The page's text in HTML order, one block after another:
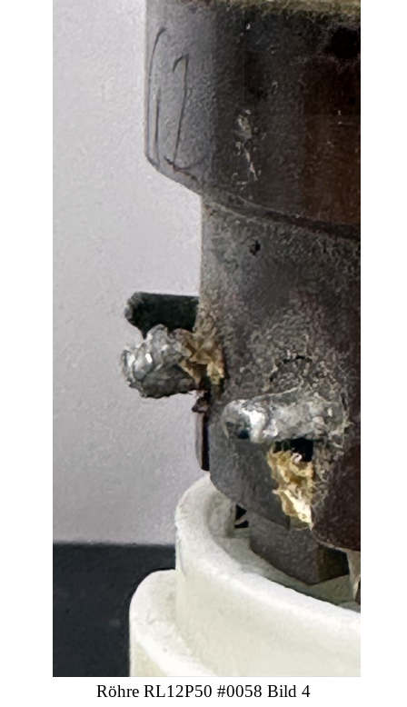
Röhre RL12P50 #0058 Bild 4